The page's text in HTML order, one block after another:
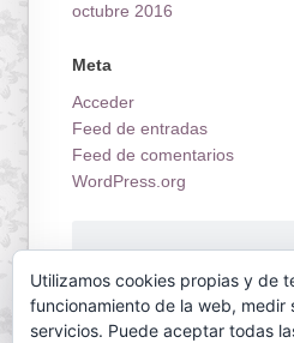
octubre 2016
Meta
Acceder
Feed de entradas
Feed de comentarios
WordPress.org
Utilizamos cookies propias y de
funcionamiento de la web, medir
servicios. Puede aceptar todas